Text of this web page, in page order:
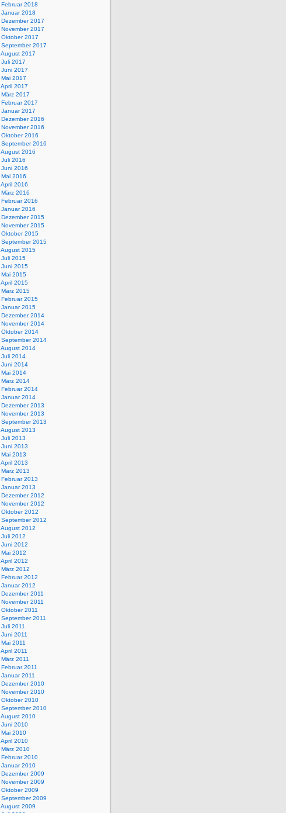
Februar 2018
Januar 2018
Dezember 2017
November 2017
Oktober 2017
September 2017
August 2017
Juli 2017
Juni 2017
Mai 2017
April 2017
März 2017
Februar 2017
Januar 2017
Dezember 2016
November 2016
Oktober 2016
September 2016
August 2016
Juli 2016
Juni 2016
Mai 2016
April 2016
März 2016
Februar 2016
Januar 2016
Dezember 2015
November 2015
Oktober 2015
September 2015
August 2015
Juli 2015
Juni 2015
Mai 2015
April 2015
März 2015
Februar 2015
Januar 2015
Dezember 2014
November 2014
Oktober 2014
September 2014
August 2014
Juli 2014
Juni 2014
Mai 2014
März 2014
Februar 2014
Januar 2014
Dezember 2013
November 2013
September 2013
August 2013
Juli 2013
Juni 2013
Mai 2013
April 2013
März 2013
Februar 2013
Januar 2013
Dezember 2012
November 2012
Oktober 2012
September 2012
August 2012
Juli 2012
Juni 2012
Mai 2012
April 2012
März 2012
Februar 2012
Januar 2012
Dezember 2011
November 2011
Oktober 2011
September 2011
Juli 2011
Juni 2011
Mai 2011
April 2011
März 2011
Februar 2011
Januar 2011
Dezember 2010
November 2010
Oktober 2010
September 2010
August 2010
Juni 2010
Mai 2010
April 2010
März 2010
Februar 2010
Januar 2010
Dezember 2009
November 2009
Oktober 2009
September 2009
August 2009